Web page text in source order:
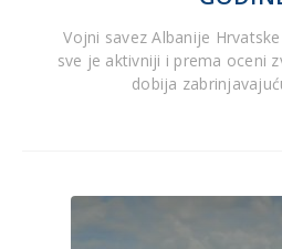
Vojni savez Albanije
sve je aktivniji i prema oceni
dobija